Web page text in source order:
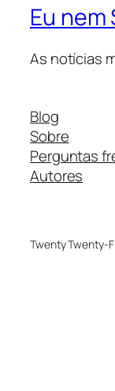
Eu nem
As notícias
Blog
Sobre
Perguntas
Autores
Twenty Twenty-